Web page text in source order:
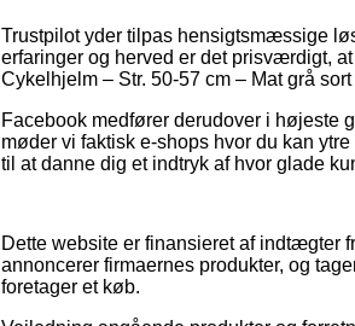
Trustpilot yder tilpas hensigtsmæssige
erfaringer og herved er det prisværdigt,
Cykelhjelm – Str. 50-57 cm – Mat grå
Facebook medfører derudover i højeste
møder vi faktisk e-shops hvor du kan
til at danne dig et indtryk af hvor glade
Dette website er finansieret af indtægter
annoncerer firmaernes produkter, og
foretager et køb.